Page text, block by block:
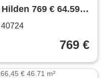
769 € 64.59
769 €